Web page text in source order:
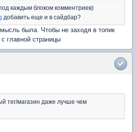
каждым блоком комментриев)
добавить еще и в сайдбар?
была. Чтобы не заходя в топик
главной страницы
тег/магазин даже лучше чем